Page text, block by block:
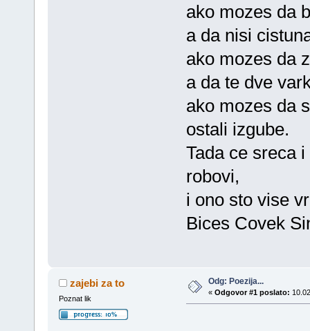
ako mozes da
a da nisi
ako mozes da
a da te dve
ako mozes da
ostali izgube.
Tada ce sreca
robovi,
i ono sto vise
Bices Covek
zajebi za to
Poznat lik
Odg: Poezija...
« Odgovor #1 poslato: